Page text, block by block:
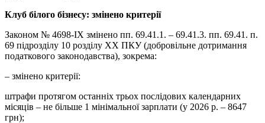
Клуб білого бізнесу: змінено критерії
Законом № 4698-IX змінено пп. 69.41.1. – 69.41.3. пп. 69.41. п.
69 підрозділу 10 розділу ХХ ПКУ (добровільне дотримання
податкового законодавства), зокрема:
– змінено критерії:
штрафи протягом останніх трьох послідових календарних
місяців – не більше 1 мінімальної зарплати (у 2026 р. – 8647
грн);